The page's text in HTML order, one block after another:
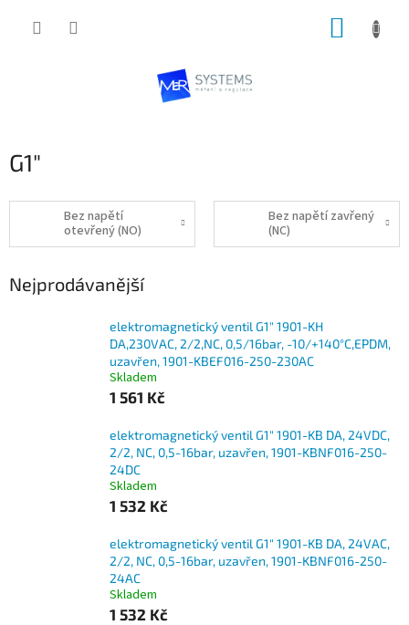
G1"
Bez napětí
otevřený (NO)
Bez napětí zavřený
(NC)
Nejprodávanější
elektromagnetický ventil G1" 1901-KH
DA,230VAC, 2/2,NC, 0,5/16bar, -10/+140°C,EPDM,
uzavřen, 1901-KBEF016-250-230AC
Skladem
1 561 Kč
elektromagnetický ventil G1" 1901-KB DA, 24VDC,
2/2, NC, 0,5-16bar, uzavřen, 1901-KBNF016-250-
24DC
Skladem
1 532 Kč
elektromagnetický ventil G1" 1901-KB DA, 24VAC,
2/2, NC, 0,5-16bar, uzavřen, 1901-KBNF016-250-
24AC
Skladem
1 532 Kč